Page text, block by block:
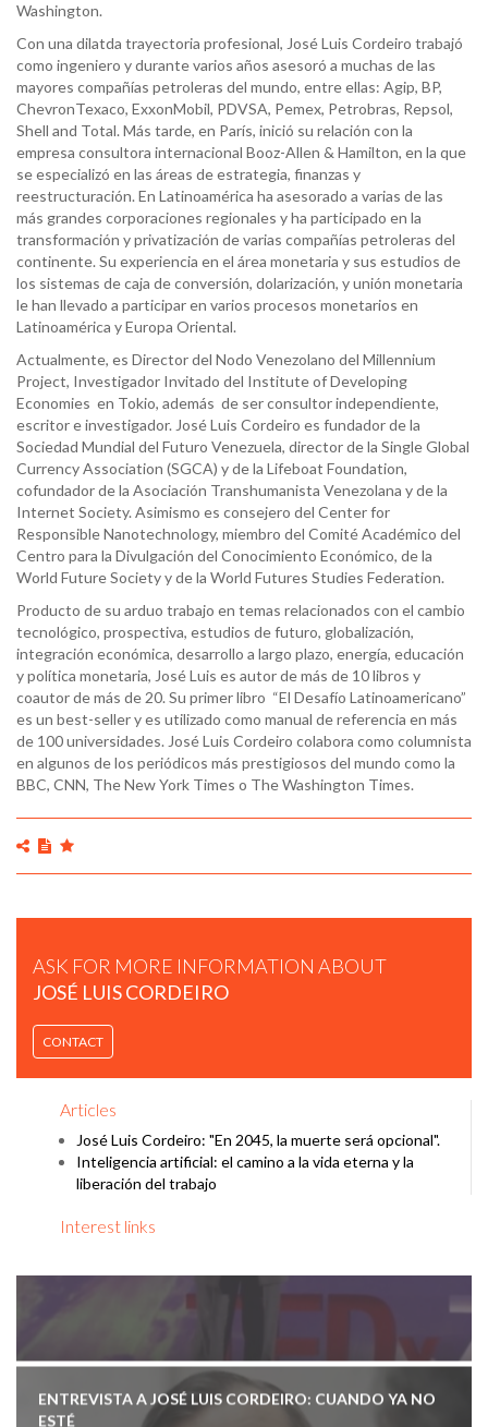
Washington.
Con una dilatda trayectoria profesional, José Luis Cordeiro trabajó
como ingeniero y durante varios años asesoró a muchas de las
mayores compañías petroleras del mundo, entre ellas: Agip, BP,
ChevronTexaco, ExxonMobil, PDVSA, Pemex, Petrobras, Repsol,
Shell and Total. Más tarde, en París, inició su relación con la
empresa consultora internacional Booz-Allen & Hamilton, en la que
se especializó en las áreas de estrategia, finanzas y
reestructuración. En Latinoamérica ha asesorado a varias de las
más grandes corporaciones regionales y ha participado en la
transformación y privatización de varias compañías petroleras del
continente. Su experiencia en el área monetaria y sus estudios de
los sistemas de caja de conversión, dolarización, y unión monetaria
le han llevado a participar en varios procesos monetarios en
Latinoamérica y Europa Oriental.
Actualmente, es Director del Nodo Venezolano del Millennium
Project, Investigador Invitado del Institute of Developing
Economies en Tokio, además de ser consultor independiente,
escritor e investigador. José Luis Cordeiro es fundador de la
Sociedad Mundial del Futuro Venezuela, director de la Single Global
Currency Association (SGCA) y de la Lifeboat Foundation,
cofundador de la Asociación Transhumanista Venezolana y de la
Internet Society. Asimismo es consejero del Center for
Responsible Nanotechnology, miembro del Comité Académico del
Centro para la Divulgación del Conocimiento Económico, de la
World Future Society y de la World Futures Studies Federation.
Producto de su arduo trabajo en temas relacionados con el cambio
tecnológico, prospectiva, estudios de futuro, globalización,
integración económica, desarrollo a largo plazo, energía, educación
y política monetaria, José Luis es autor de más de 10 libros y
coautor de más de 20. Su primer libro “El Desafío Latinoamericano”
es un best-seller y es utilizado como manual de referencia en más
de 100 universidades. José Luis Cordeiro colabora como columnista
en algunos de los periódicos más prestigiosos del mundo como la
BBC, CNN, The New York Times o The Washington Times.
ASK FOR MORE INFORMATION ABOUT
JOSÉ LUIS CORDEIRO
CONTACT
Articles
José Luis Cordeiro: "En 2045, la muerte será opcional".
Inteligencia artificial: el camino a la vida eterna y la
liberación del trabajo
Interest links
LA INMORTALIDAD: LA POSIBILIDAD CIENTIFICA DE
LONGEVIDAD INDEFINIDA | JOSÉ CORDEIRO
LA MUERTE DE LA MUERTE Y ACTITUDES PARA DISEÑAR
ENTREVISTA A JOSÉ LUIS CORDEIRO: CUANDO YA NO